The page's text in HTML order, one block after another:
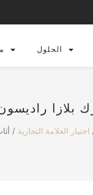
الحلول
بلازا
اختيار العلامة التجارية